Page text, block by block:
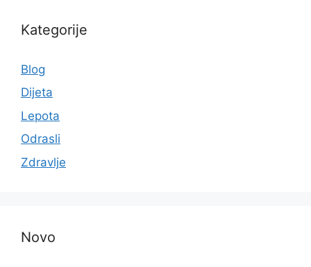
Kategorije
Blog
Dijeta
Lepota
Odrasli
Zdravlje
Novo